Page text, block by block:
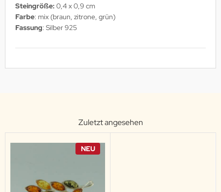
Steingröße: 0,4 x 0,9 cm
Farbe: mix (braun, zitrone, grün)
Fassung: Silber 925
Zuletzt angesehen
NEU